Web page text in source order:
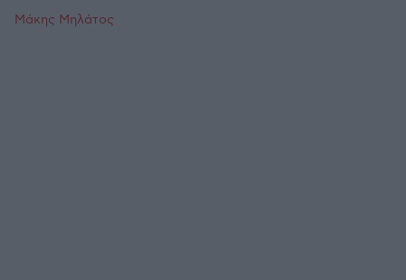
Μάκης Μηλάτος